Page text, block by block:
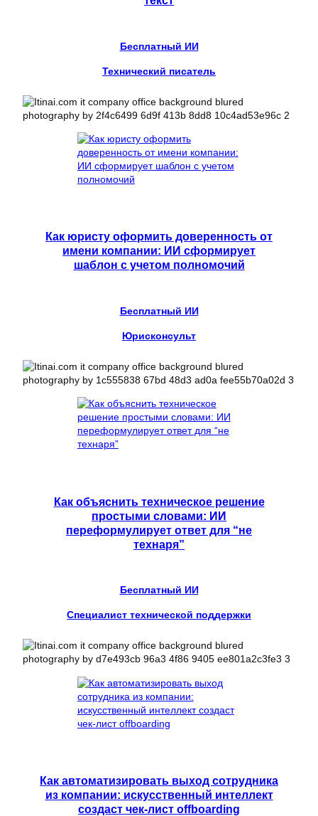
Бесплатный ИИ
Технический писатель
Как юристу оформить доверенность от
имени компании: ИИ сформирует
шаблон с учетом полномочий
Бесплатный ИИ
Юрисконсульт
Как объяснить техническое решение
простыми словами: ИИ
переформулирует ответ для “не
технаря”
Бесплатный ИИ
Специалист технической поддержки
Как автоматизировать выход сотрудника
из компании: искусственный интеллект
создаст чек-лист offboarding